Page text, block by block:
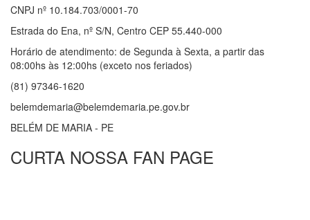
CNPJ nº 10.184.703/0001-70
Estrada do Ena, nº S/N, Centro CEP 55.440-000
Horário de atendimento: de Segunda à Sexta, a partir das
08:00hs às 12:00hs (exceto nos feriados)
(81) 97346-1620
belemdemaria@belemdemaria.pe.gov.br
BELÉM DE MARIA - PE
CURTA NOSSA FAN PAGE